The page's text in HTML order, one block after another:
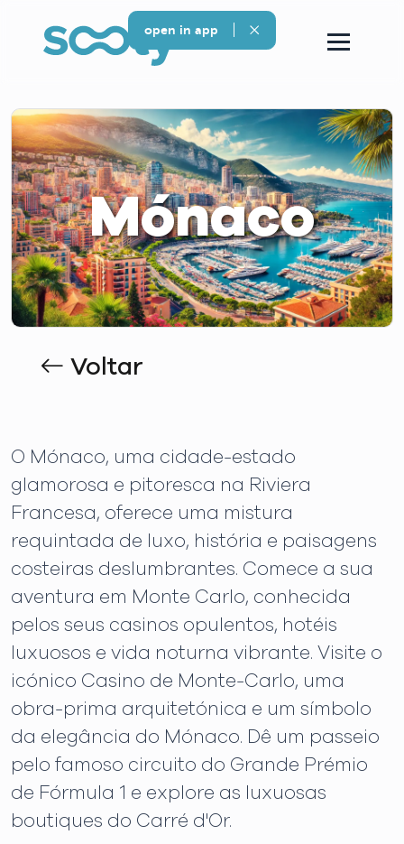
Mónaco
Voltar
O Mónaco, uma cidade-estado
glamorosa e pitoresca na Riviera
Francesa, oferece uma mistura
requintada de luxo, história e paisagens
costeiras deslumbrantes. Comece a sua
aventura em Monte Carlo, conhecida
pelos seus casinos opulentos, hotéis
luxuosos e vida noturna vibrante. Visite o
icónico Casino de Monte-Carlo, uma
obra-prima arquitetónica e um símbolo
da elegância do Mónaco. Dê um passeio
pelo famoso circuito do Grande Prémio
de Fórmula 1 e explore as luxuosas
boutiques do Carré d'Or.
open in app